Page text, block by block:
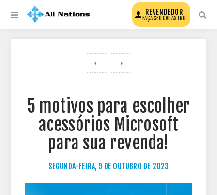
REVENDEDOR
FAÇA SEU CADASTRO
VOLTAR PARA TODOS OS POSTS DO BLOG
5 motivos para escolher
acessórios Microsoft
para sua revenda!
SEGUNDA-FEIRA, 9 DE OUTUBRO DE 2023